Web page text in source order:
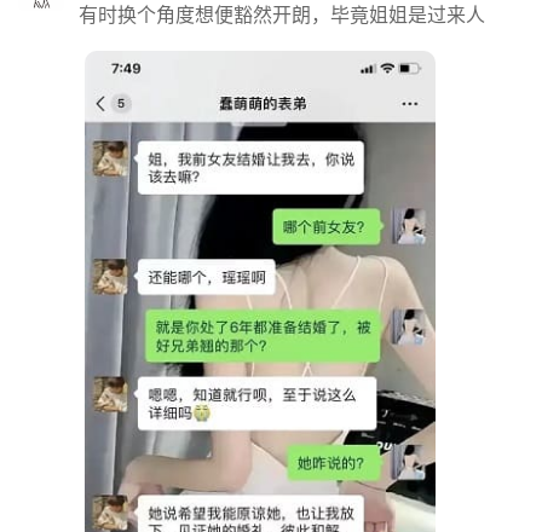
有时换个角度想便豁然开朗，毕竟姐姐是过来人